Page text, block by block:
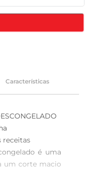
Características
receitas
é uma
um corte macio